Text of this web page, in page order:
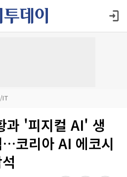
IT
과 '피지컬 AI' 생
코리아 AI 에코시